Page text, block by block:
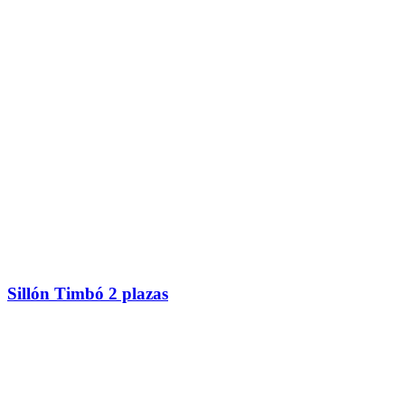
Sillón Timbó 2 plazas